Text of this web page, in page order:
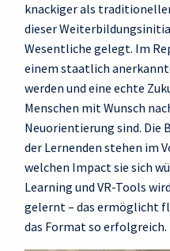
knackiger als
dieser
Wesentliche gelegt. Im
einem staatlich
werden und eine echte
Menschen mit Wunsch
Neuorientierung sind. Die
der Lernenden stehen im
welchen Impact sie sich
Learning und VR-Tools
gelernt – das ermöglicht
das Format so erfolgreich.